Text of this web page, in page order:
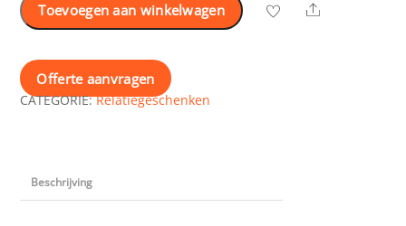
Toevoegen aan winkelwagen Share
Offerte aanvragen
CATEGORIE:Relatiegeschenken
Beschrijving